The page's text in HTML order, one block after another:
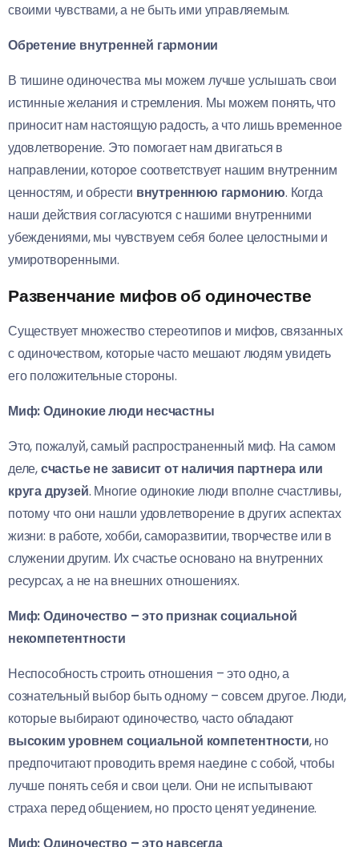
своими чувствами, а не быть ими управляемым.
Обретение внутренней гармонии
В тишине одиночества мы можем лучше услышать свои
истинные желания и стремления. Мы можем понять, что
приносит нам настоящую радость, а что лишь временное
удовлетворение. Это помогает нам двигаться в
направлении, которое соответствует нашим внутренним
ценностям, и обрести внутреннюю гармонию. Когда
наши действия согласуются с нашими внутренними
убеждениями, мы чувствуем себя более целостными и
умиротворенными.
Развенчание мифов об одиночестве
Существует множество стереотипов и мифов, связанных
с одиночеством, которые часто мешают людям увидеть
его положительные стороны.
Миф: Одинокие люди несчастны
Это, пожалуй, самый распространенный миф. На самом
деле,счастье не зависит от наличия партнера или
круга друзей. Многие одинокие люди вполне счастливы,
потому что они нашли удовлетворение в других аспектах
жизни: в работе, хобби, саморазвитии, творчестве или в
служении другим. Их счастье основано на внутренних
ресурсах, а не на внешних отношениях.
Миф: Одиночество – это признак социальной
некомпетентности
Неспособность строить отношения – это одно, а
сознательный выбор быть одному – совсем другое. Люди,
которые выбирают одиночество, часто обладают
высоким уровнем социальной компетентности, но
предпочитают проводить время наедине с собой, чтобы
лучше понять себя и свои цели. Они не испытывают
страха перед общением, но просто ценят уединение.